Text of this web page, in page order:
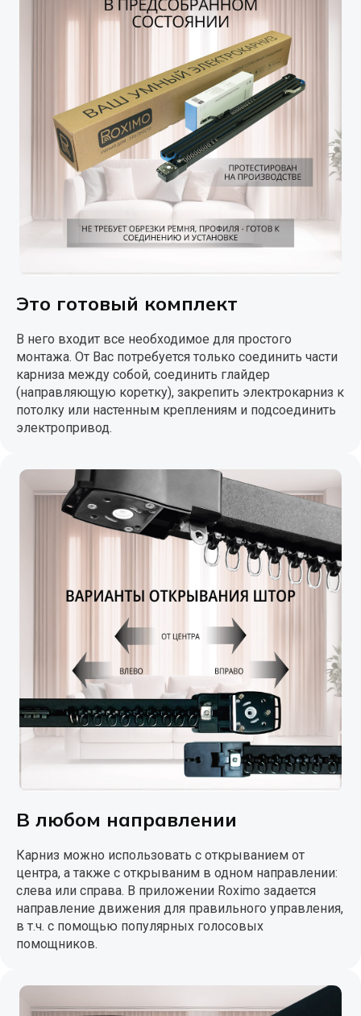
Это готовый комплект
В него входит все необходимое для простого
монтажа. От Вас потребуется только соединить части
карниза между собой, соединить глайдер
(направляющую коретку), закрепить электрокарниз к
потолку или настенным креплениям и подсоединить
электропривод.
В любом направлении
Карниз можно использовать с открыванием от
центра, а также с открываним в одном направлении:
слева или справа. В приложении Roximo задается
направление движения для правильного управления,
в т.ч. с помощью популярных голосовых
помощников.